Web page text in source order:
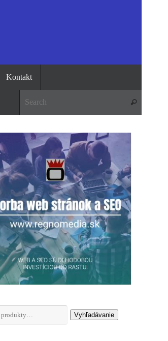
Kontakt
Search
Vyhľadávanie